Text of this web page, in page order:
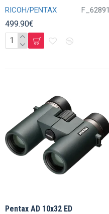
RICOH/PENTAX F_62891
499.90€
Pentax AD 10x32 ED